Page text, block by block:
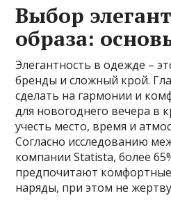
Выбор
образа:
Элегантность в одежде –
бренды и сложный крой.
сделать на гармонии и
для новогоднего вечера в
учесть место, время и
Согласно исследованию
компании Statista, более
предпочитают
наряды, при этом не